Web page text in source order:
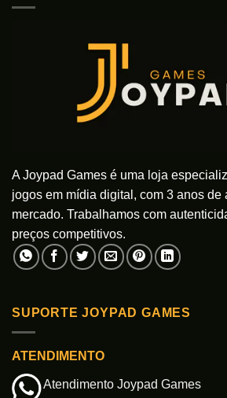
A Joypad Games é uma loja
jogos em mídia digital, com 3 anos de
mercado. Trabalhamos com
preços competitivos.
SUPORTE JOYPAD GAMES
ATENDIMENTO
Atendimento Joypad Games